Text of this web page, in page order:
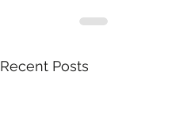
Recent Posts